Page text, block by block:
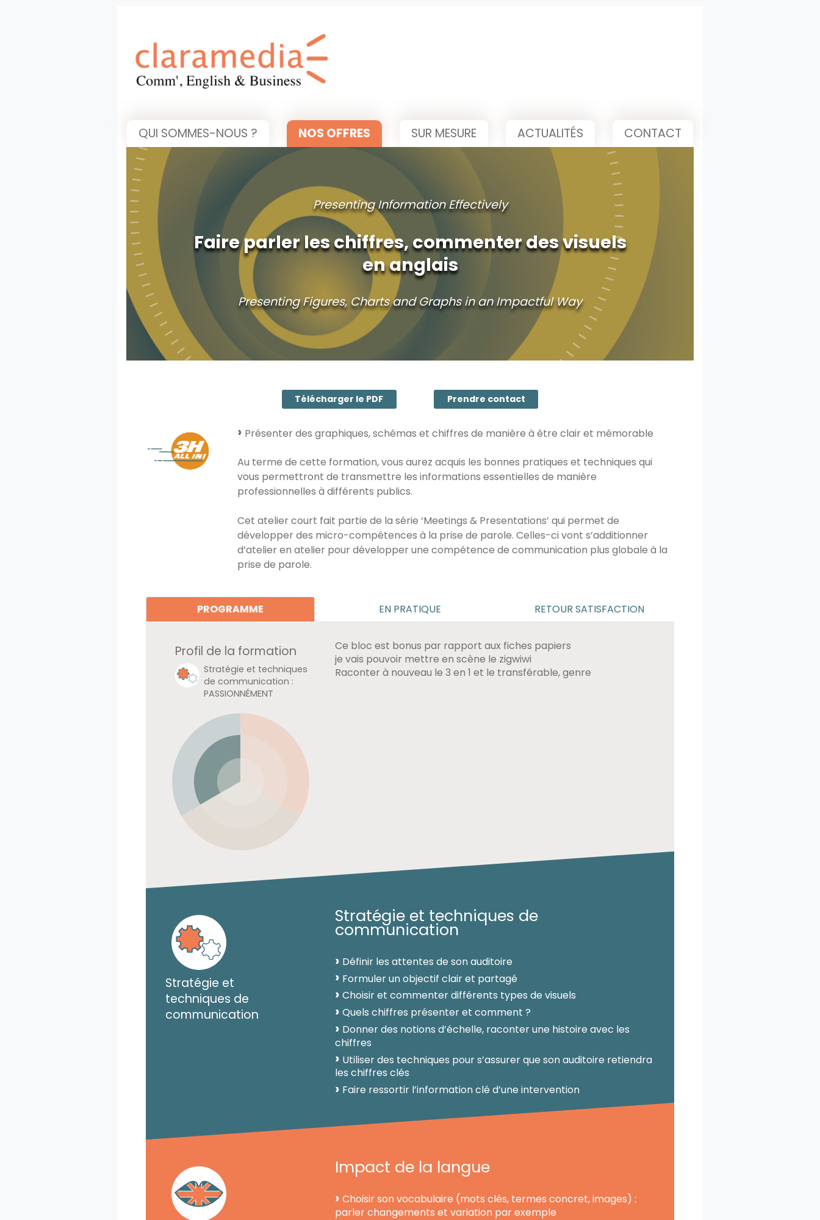
QUI SOMMES-NOUS ? NOS OFFRES SUR MESURE ACTUALITÉS CONTACT
Presenting Information Effectively
Faire parler les chiffres, commenter des visuels
en anglais
Presenting Figures, Charts and Graphs in an Impactful Way
Télécharger le PDF Prendre contact
Présenter des graphiques, schémas et chiffres de manière à être clair et mémorable
Au terme de cette formation, vous aurez acquis les bonnes pratiques et techniques qui
vous permettront de transmettre les informations essentielles de manière
professionnelles à différents publics.
Cet atelier court fait partie de la série ‘Meetings & Presentations’ qui permet de
développer des micro-compétences à la prise de parole. Celles-ci vont s’additionner
d’atelier en atelier pour développer une compétence de communication plus globale à la
prise de parole.
PROGRAMME EN PRATIQUE RETOUR SATISFACTION
Profil de la formation
Stratégie et techniques
de communication :
PASSIONNÉMENT
Ce bloc est bonus par rapport aux fiches papiers
je vais pouvoir mettre en scène le zigwiwi
Raconter à nouveau le 3 en 1 et le transférable, genre
Stratégie et
techniques de
communication
Stratégie et techniques de
communication
Définir les attentes de son auditoire
Formuler un objectif clair et partagé
Choisir et commenter différents types de visuels
Quels chiffres présenter et comment ?
Donner des notions d’échelle, raconter une histoire avec les
chiffres
Utiliser des techniques pour s’assurer que son auditoire retiendra
les chiffres clés
Faire ressortir l’information clé d’une intervention
Impact de la langue
Choisir son vocabulaire (mots clés, termes concret, images) :
parler changements et variation par exemple